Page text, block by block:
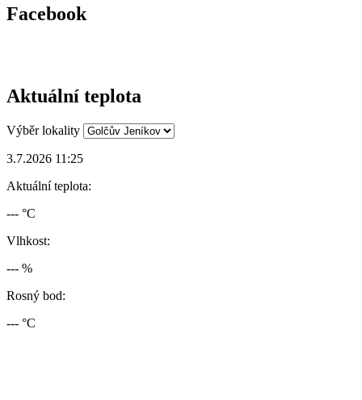
Facebook
Aktuální teplota
Výběr lokality
3.7.2026 11:25
Aktuální teplota:
--- °C
Vlhkost:
--- %
Rosný bod:
--- °C